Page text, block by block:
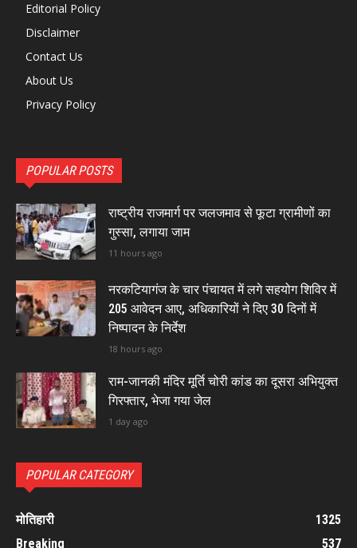
Editorial Policy
Disclaimer
Contact Us
About Us
Privacy Policy
POPULAR POSTS
राष्ट्रीय राजमार्ग पर जलजमाव से फूटा ग्रामीणों का
गुस्सा, लगाया जाम
11 hours ago
नरकटियागंज के चार पंचायत में लगे सहयोग शिविर में
205 आवेदन आए, अधिकारियों ने दिए 30 दिनों में
निष्पादन के निर्देश
18 hours ago
राम-जानकी मंदिर मूर्ति चोरी कांड का दूसरा अभियुक्त
गिरफ्तार, भेजा गया जेल
1 day ago
POPULAR CATEGORY
मोतिहारी
1325
Breaking
537